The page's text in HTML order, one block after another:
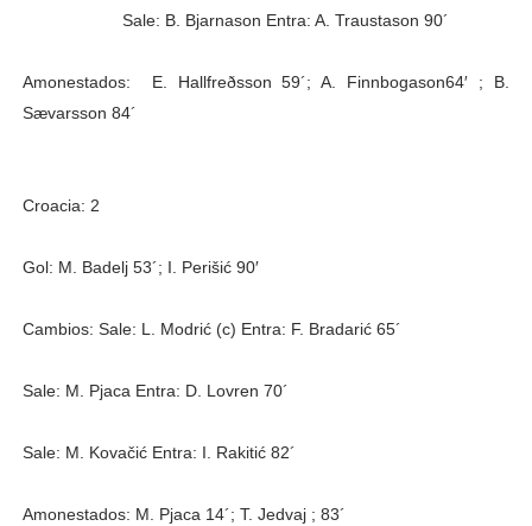
Sale: B. Bjarnason Entra: A. Traustason 90´
Amonestados: E. Hallfreðsson 59´; A. Finnbogason64′ ; B.
Sævarsson 84´
Croacia: 2
Gol: M. Badelj 53´; I. Perišić 90′
Cambios: Sale: L. Modrić (c) Entra: F. Bradarić 65´
Sale: M. Pjaca Entra: D. Lovren 70´
Sale: M. Kovačić Entra: I. Rakitić 82´
Amonestados: M. Pjaca 14´; T. Jedvaj ; 83´